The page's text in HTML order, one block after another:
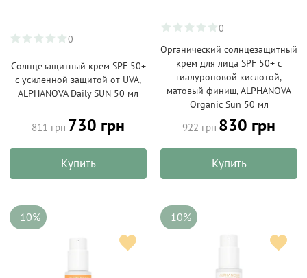
0
Солнцезащитный крем SPF 50+
с усиленной защитой от UVA,
ALPHANOVA Daily SUN 50 мл
811 грн 730 грн
Купить
0
Органический солнцезащитный
крем для лица SPF 50+ с
гиалуроновой кислотой,
матовый финиш, ALPHANOVA
Organic Sun 50 мл
922 грн 830 грн
Купить
-10% -10%